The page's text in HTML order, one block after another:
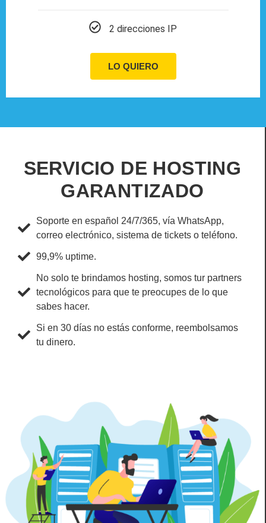
2 direcciones IP
LO QUIERO
SERVICIO DE HOSTING
GARANTIZADO
Soporte en español 24/7/365, vía WhatsApp,
correo electrónico, sistema de tickets o teléfono.
99,9% uptime.
No solo te brindamos hosting, somos tur partners
tecnológicos para que te preocupes de lo que
sabes hacer.
Si en 30 días no estás conforme, reembolsamos
tu dinero.